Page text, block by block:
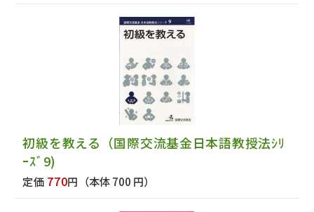
初級を教える（国際交流基金日本語教授法ｼﾘ
ｰｽﾞ9)
定価 770円 （本体 700 円）